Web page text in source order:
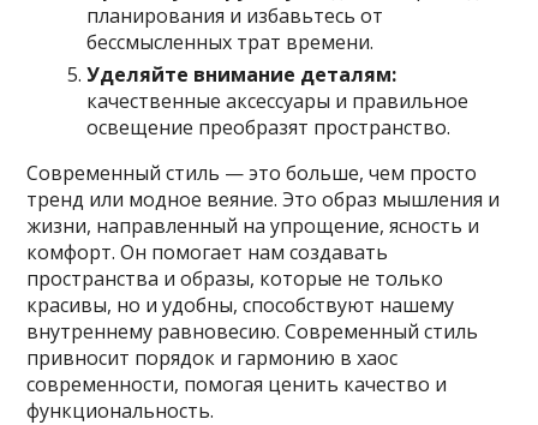
планирования и избавьтесь от
бессмысленных трат времени.
Уделяйте внимание деталям:
качественные аксессуары и правильное
освещение преобразят пространство.
Современный стиль — это больше, чем просто
тренд или модное веяние. Это образ мышления и
жизни, направленный на упрощение, ясность и
комфорт. Он помогает нам создавать
пространства и образы, которые не только
красивы, но и удобны, способствуют нашему
внутреннему равновесию. Современный стиль
привносит порядок и гармонию в хаос
современности, помогая ценить качество и
функциональность.